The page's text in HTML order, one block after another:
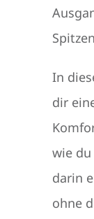
In
dir
wie
darin
ohne